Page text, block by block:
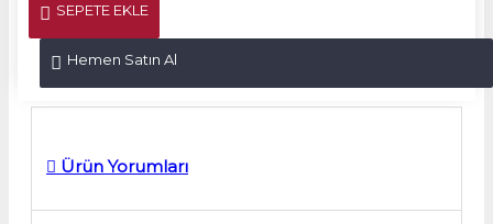
SEPETE EKLE
Hemen Satın Al
Ürün Yorumları